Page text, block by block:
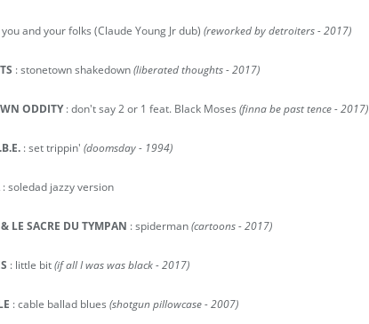
you and your folks (Claude Young Jr dub) (reworked by detroiters - 2017)
: stonetown shakedown(liberated thoughts - 2017)
ODDITY: don't say 2 or 1 feat. Black Moses (finna be past tence - 2017)
: set trippin' (doomsday - 1994)
: soledad jazzy version
LE SACRE DU TYMPAN : spiderman(cartoons - 2017)
: little bit(if all I was was black - 2017)
: cable ballad blues (shotgun pillowcase - 2007)